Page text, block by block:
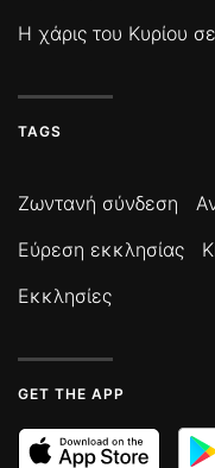
Η χάρις του Κυρίου
TAGS
Ζωντανή σύνδεση
Εύρεση εκκλησίας
Εκκλησίες
GET THE APP